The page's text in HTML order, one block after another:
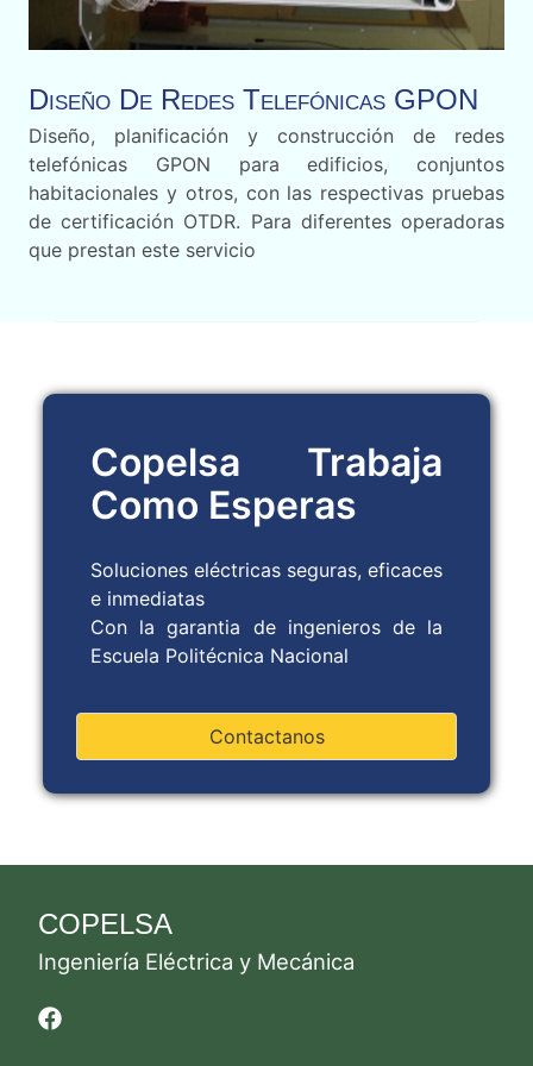
Diseño De Redes Telefónicas GPON
Diseño, planificación y construcción de redes
telefónicas GPON para edificios, conjuntos
habitacionales y otros, con las respectivas pruebas
de certificación OTDR. Para diferentes operadoras
que prestan este servicio
Copelsa Trabaja
Como Esperas
Soluciones eléctricas seguras, eficaces
e inmediatas
Con la garantia de ingenieros de la
Escuela Politécnica Nacional
Contactanos
COPELSA
Ingeniería Eléctrica y Mecánica